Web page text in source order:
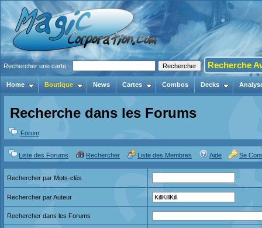
Rechercher une carte : Recherche
Home Boutique News Cartes Combos Decks
Recherche dans les Forums
Forum
Liste des Forums Rechercher Liste des Membres Aide Se
Rechercher par Mots-clés
Rechercher par Auteur
Rechercher dans les Forums